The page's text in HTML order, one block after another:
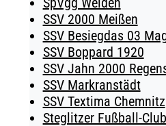
SSV 2000 Meißen
SSV Besiegdas 03
SSV Boppard 1920
SSV Jahn 2000
SSV Markranstädt
SSV Textima Chemnitz
Steglitzer Fußball-